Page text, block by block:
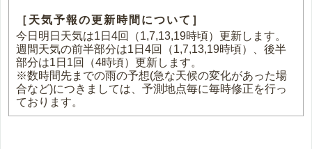
［天気予報の更新時間について］
今日明日天気は1日4回（1,7,13,19時頃）更新します。
週間天気の前半部分は1日4回（1,7,13,19時頃）、後半
部分は1日1回（4時頃）更新します。
※数時間先までの雨の予想(急な天候の変化があった場
合など)につきましては、予測地点毎に毎時修正を行っ
ております。